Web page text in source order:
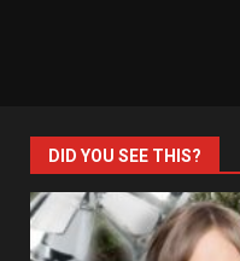
DID YOU SEE THIS?